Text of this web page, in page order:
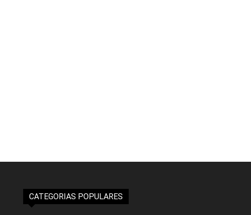
CATEGORIAS POPULARES